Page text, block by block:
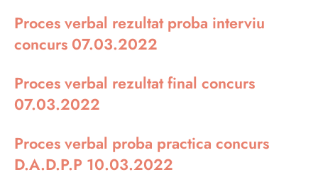
Proces verbal rezultat proba interviu
concurs 07.03.2022
Proces verbal rezultat final concurs
07.03.2022
Proces verbal proba practica concurs
D.A.D.P.P 10.03.2022